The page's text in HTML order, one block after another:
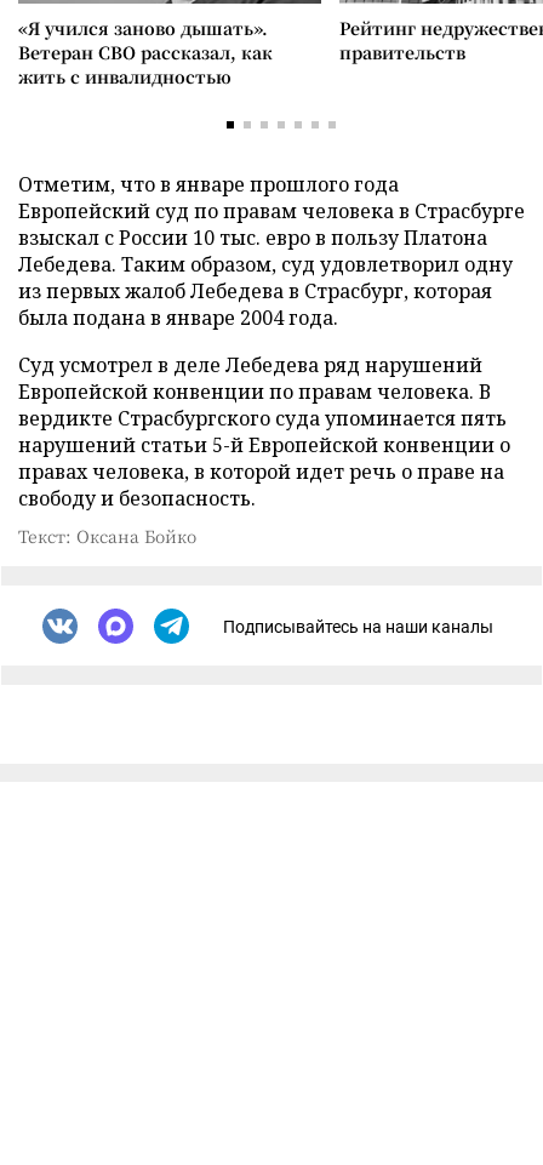
«Я учился заново дышать».
Ветеран СВО рассказал, как
жить с инвалидностью
Рейтинг
правительств
Отметим, что в январе прошлого года
Европейский суд по правам человека в Страсбурге
взыскал с России 10 тыс. евро в пользу Платона
Лебедева. Таким образом, суд удовлетворил одну
из первых жалоб Лебедева в Страсбург, которая
была подана в январе 2004 года.
Суд усмотрел в деле Лебедева ряд нарушений
Европейской конвенции по правам человека. В
вердикте Страсбургского суда упоминается пять
нарушений статьи 5-й Европейской конвенции о
правах человека, в которой идет речь о праве на
свободу и безопасность.
Текст: Оксана Бойко
Подписывайтесь на наши каналы